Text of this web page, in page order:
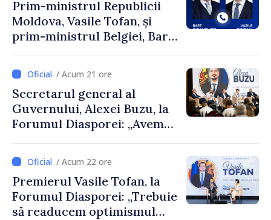
Prim-ministrul Republicii
Moldova, Vasile Tofan, și
prim-ministrul Belgiei, Bart
despre parcursul european
al Republicii Moldova.
/ Acum 21 ore
Secretarul general al
Guvernului, Alexei Buzu, la
Forumul Diasporei: „Avem
dumneavoastră pentru a
construi comunități mai
puternice”
/ Acum 22 ore
Premierul Vasile Tofan, la
Forumul Diasporei: „Trebuie
să readucem optimismul